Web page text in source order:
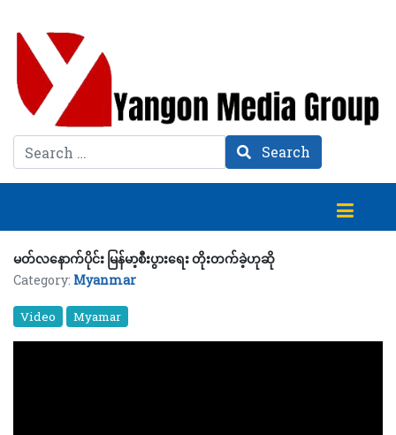
Search Search
မတ်လနောက်ပိုင်း မြန်မာ့စီးပွားရေး တိုးတက်ခဲ့ဟုဆို
Category: Myanmar
Video Myamar